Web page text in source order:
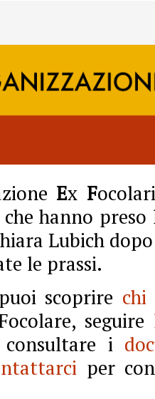
Ex F
hanno
Lubich
le prassi.
scoprire chi
seguire
i
per